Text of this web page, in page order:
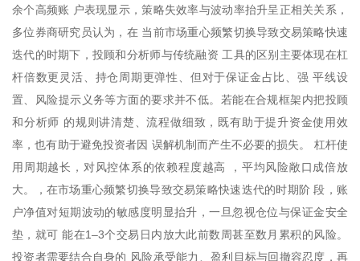
余个高频账 户表现显示，策略失效率与波动率抬升呈正相关关系，
多位券商研究员认为，在 当前市场重心频繁切换导致交易策略快速
迭代的时期下，投顾和分析师与传统融资 工具的区别主要体现在杠
杆倍数更灵活、持仓周期更弹性、但对于保证金占比、强 平线设
置、风险提示义务等方面的要求并不低。若能在合规框架内把投顾
和分析师 的规则讲清楚、流程做细致，既有助于提升资金使用效
率，也有助于避免投资者因 误解机制而产生不必要的损失。 杠杆使
用周期越长，对风控体系的依赖程度越高 ，平均风险敞口成倍放
大。，在市场重心频繁切换导致交易策略快速迭代的时期阶 段，账
户净值对短期波动的敏感度明显抬升，一旦忽视仓位与保证金安全
垫，就可 能在1–3个交易日内放大此前数周甚至数月累积的风险。
投资者需要结合自身的 风险承受能力、盈利目标与回撤容忍度，再